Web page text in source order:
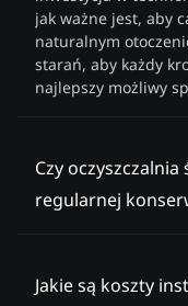
jak ważne jest, aby
naturalnym
starań, aby każdy
najlepszy możliwy
Czy
regularnej
Jakie są koszty